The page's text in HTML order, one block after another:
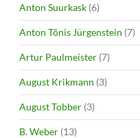
Anton Suurkask (6)
Anton Tõnis Jürgenstein (7)
Artur Paulmeister (7)
August Krikmann (3)
August Tobber (3)
B. Weber (13)